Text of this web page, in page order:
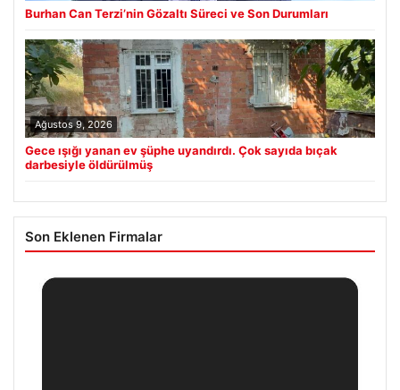
Burhan Can Terzi’nin Gözaltı Süreci ve Son Durumları
Ağustos 9, 2026
Gece ışığı yanan ev şüphe uyandırdı. Çok sayıda bıçak
darbesiyle öldürülmüş
Son Eklenen Firmalar